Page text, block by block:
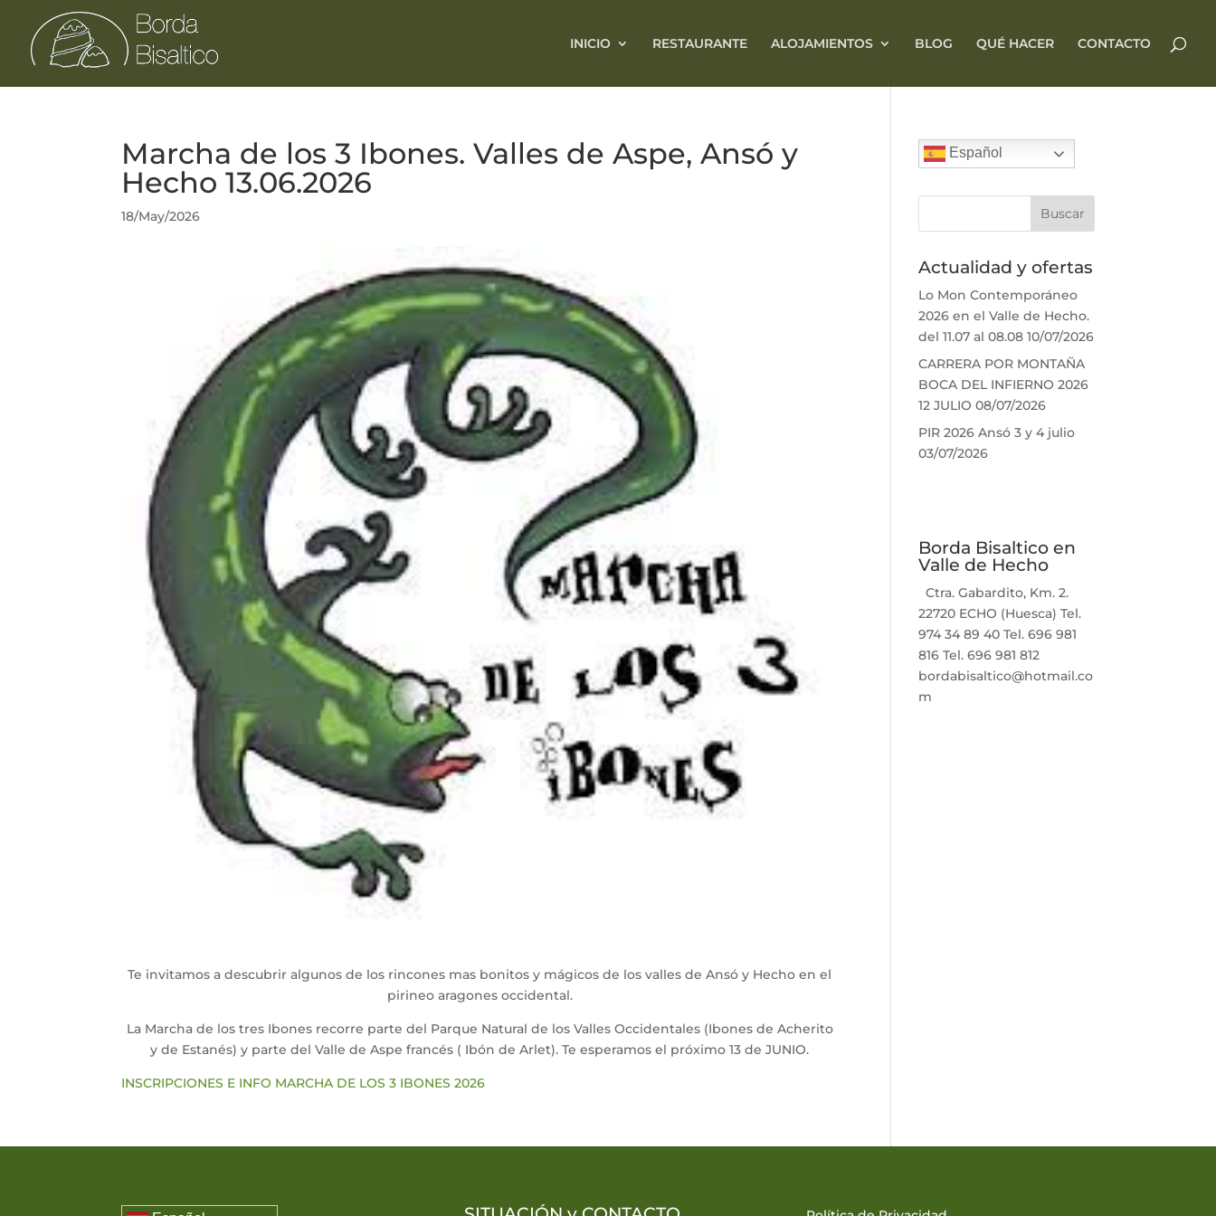
INICIO RESTAURANTE ALOJAMIENTOS BLOG QUÉ HACER CONTACTO
Marcha de los 3 Ibones. Valles de Aspe, Ansó y
Hecho 13.06.2026
18/May/2026
Te invitamos a descubrir algunos de los rincones mas bonitos y mágicos de los valles de Ansó y Hecho en el
pirineo aragones occidental.
La Marcha de los tres Ibones recorre parte del Parque Natural de los Valles Occidentales (Ibones de Acherito
y de Estanés) y parte del Valle de Aspe francés ( Ibón de Arlet). Te esperamos el próximo 13 de JUNIO.
INSCRIPCIONES E INFO MARCHA DE LOS 3 IBONES 2026
Español
Actualidad y ofertas
Lo Mon Contemporáneo
2026 en el Valle de Hecho.
del 11.07 al 08.08 10/07/2026
CARRERA POR MONTAÑA
BOCA DEL INFIERNO 2026
12 JULIO 08/07/2026
PIR 2026 Ansó 3 y 4 julio
03/07/2026
Borda Bisaltico en
Valle de Hecho
Ctra. Gabardito, Km. 2.
22720 ECHO (Huesca) Tel.
974 34 89 40 Tel. 696 981
816 Tel. 696 981 812
bordabisaltico@hotmail.co
m